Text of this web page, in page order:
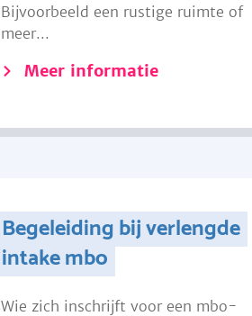
Bijvoorbeeld een rustige ruimte of
meer...
Meer informatie
Begeleiding bij verlengde
intake mbo
Wie zich inschrijft voor een mbo-